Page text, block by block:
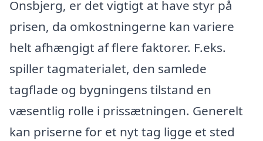
Onsbjerg, er det vigtigt at have styr på
prisen, da omkostningerne kan variere
helt afhængigt af flere faktorer. F.eks.
spiller tagmaterialet, den samlede
tagflade og bygningens tilstand en
væsentlig rolle i prissætningen. Generelt
kan priserne for et nyt tag ligge et sted